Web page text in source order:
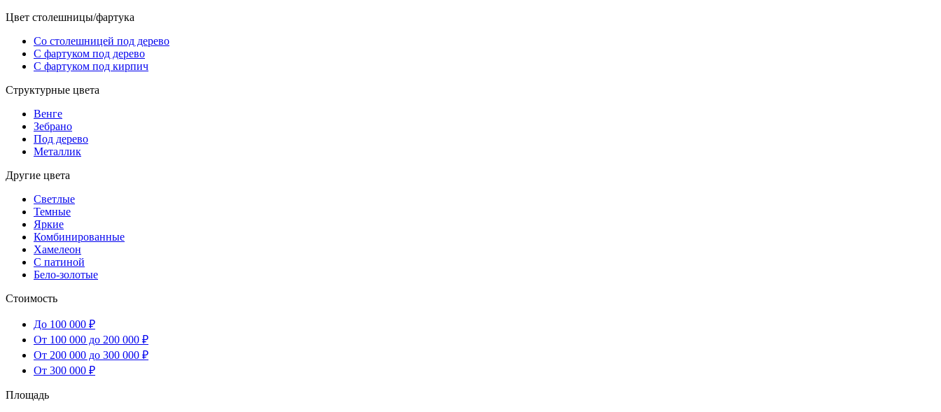
Цвет столешницы/фартука
Со столешницей под дерево
С фартуком под дерево
С фартуком под кирпич
Структурные цвета
Венге
Зебрано
Под дерево
Металлик
Другие цвета
Светлые
Темные
Яркие
Комбинированные
Хамелеон
С патиной
Бело-золотые
Стоимость
До 100 000 ₽
От 100 000 до 200 000 ₽
От 200 000 до 300 000 ₽
От 300 000 ₽
Площадь